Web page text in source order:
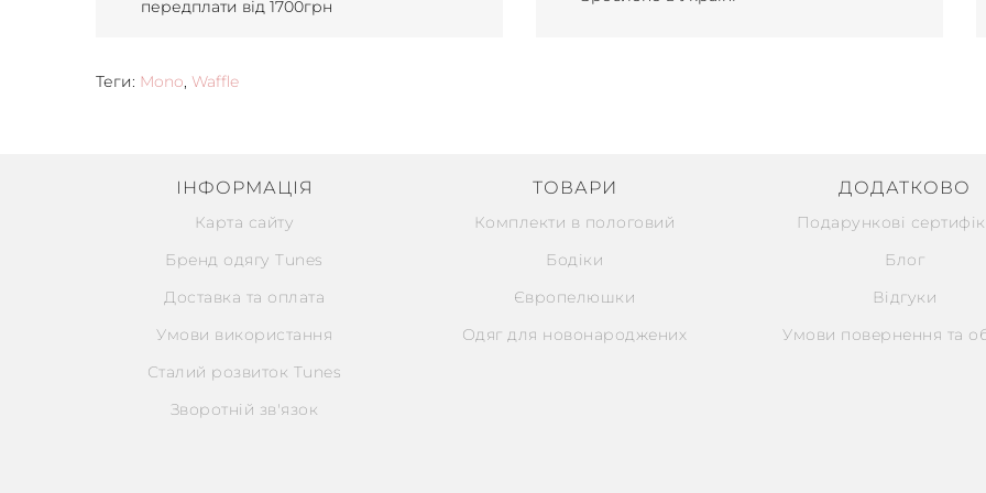
передплати від 1700грн
Теги: Mono, Waffle
ІНФОРМАЦІЯ
Карта сайту
Бренд одягу Tunes
Доставка та оплата
Умови використання
Сталий розвиток Tunes
Зворотній зв'язок
ТОВАРИ
Комплекти в пологовий
Бодіки
Європелюшки
Одяг для новонароджених
ДОДАТКОВО
Подарункові
Блог
Відгуки
Умови повернення та